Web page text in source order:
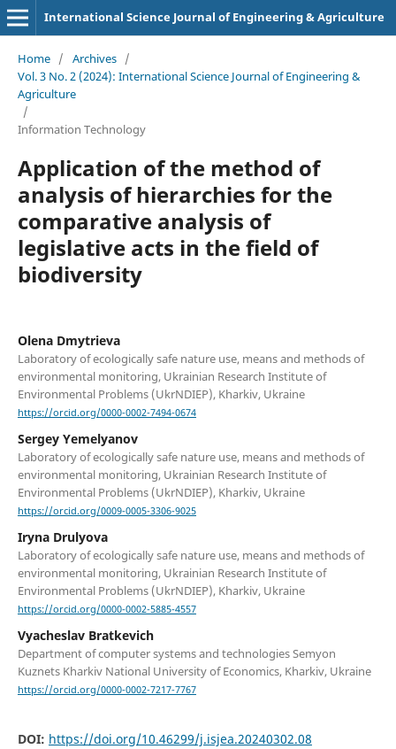
International Science Journal of Engineering & Agriculture
Home / Archives /
Vol. 3 No. 2 (2024): International Science Journal of Engineering &
Agriculture
/
Information Technology
Application of the method of
analysis of hierarchies for the
comparative analysis of
legislative acts in the field of
biodiversity
Olena Dmytrieva
Laboratory of ecologically safe nature use, means and methods of
environmental monitoring, Ukrainian Research Institute of
Environmental Problems (UkrNDIEP), Kharkiv, Ukraine
https://orcid.org/0000-0002-7494-0674
Sergey Yemelyanov
Laboratory of ecologically safe nature use, means and methods of
environmental monitoring, Ukrainian Research Institute of
Environmental Problems (UkrNDIEP), Kharkiv, Ukraine
https://orcid.org/0009-0005-3306-9025
Iryna Drulyova
Laboratory of ecologically safe nature use, means and methods of
environmental monitoring, Ukrainian Research Institute of
Environmental Problems (UkrNDIEP), Kharkiv, Ukraine
https://orcid.org/0000-0002-5885-4557
Vyacheslav Bratkevich
Department of computer systems and technologies Semyon
Kuznets Kharkiv National University of Economics, Kharkiv, Ukraine
https://orcid.org/0000-0002-7217-7767
DOI: https://doi.org/10.46299/j.isjea.20240302.08